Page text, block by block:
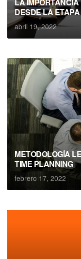
DESDE LA
abril 19, 2022
METODOLOGÍA
TIME PLANNING
febrero 17, 2022